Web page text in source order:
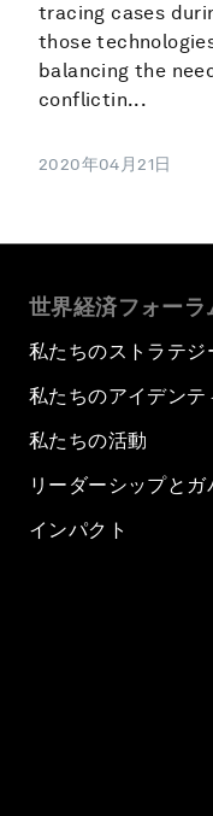
tracing cases
those
balancing the
conflictin...
2020年04月21日
世界経済フォーラ
私たちのストラテジ
私たちのアイデンテ
私たちの活動
リーダーシップとガ
インパクト